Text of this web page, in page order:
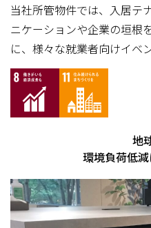
当社所管物件では、入居テ
ニケーションや企業の垣根
に、様々な就業者向けイベ
地
環境負荷低